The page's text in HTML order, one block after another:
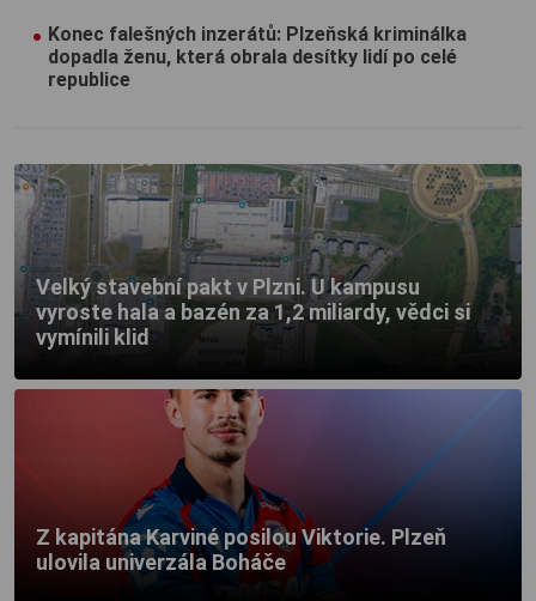
Konec falešných inzerátů: Plzeňská kriminálka
dopadla ženu, která obrala desítky lidí po celé
republice
Velký stavební pakt v Plzni. U kampusu
vyroste hala a bazén za 1,2 miliardy, vědci si
vymínili klid
Z kapitána Karviné posilou Viktorie. Plzeň
ulovila univerzála Boháče